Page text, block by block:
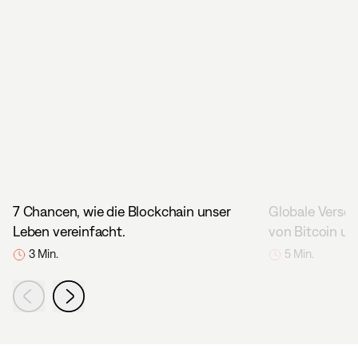
7 Chancen, wie die Blockchain unser
Leben vereinfacht.
3 Min.
Globale
von Bitcoin
5 Min.